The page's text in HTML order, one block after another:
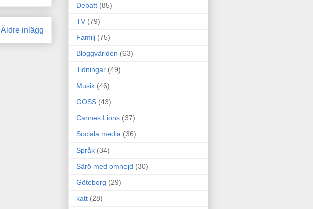
Äldre inlägg
Debatt (85)
TV (79)
Familj (75)
Bloggvärlden (63)
Tidningar (49)
Musik (46)
GOSS (43)
Cannes Lions (37)
Sociala media (36)
Språk (34)
Särö med omnejd (30)
Göteborg (29)
katt (28)